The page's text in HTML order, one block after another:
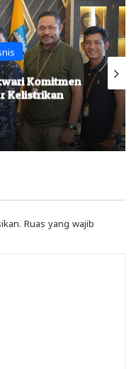
Komitmen
Kelistrikan
Ruas yang wajib